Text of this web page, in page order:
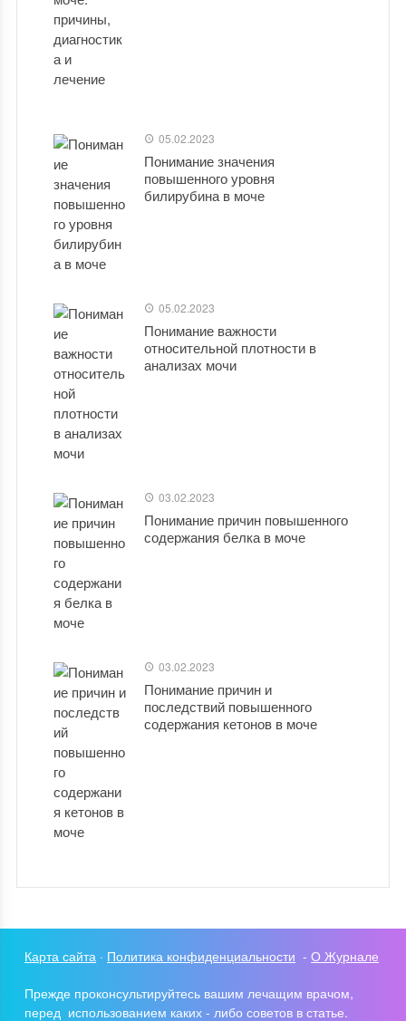
05.02.2023
Понимание значения
повышенного уровня
билирубина в моче
05.02.2023
Понимание важности
относительной плотности в
анализах мочи
03.02.2023
Понимание причин повышенного
содержания белка в моче
03.02.2023
Понимание причин и
последствий повышенного
содержания кетонов в моче
Карта сайта · Политика конфиденциальности -О Журнале
Прежде проконсультируйтесь вашим лечащим врачом,
перед использованием каких - либо советов в статье.